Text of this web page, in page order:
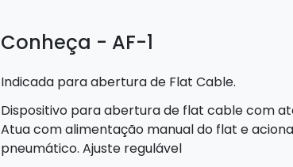
Conheça - AF-1
Indicada para abertura de Flat Cable.
Dispositivo para abertura de flat cable com
Atua com alimentação manual do flat e
pneumático. Ajuste regulável